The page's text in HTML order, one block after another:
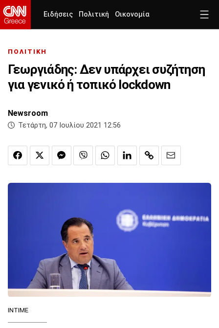
Ειδήσεις Πολιτική Οικονομία
ΠΟΛΙΤΙΚΗ
Γεωργιάδης: Δεν υπάρχει συζήτηση
για γενικό ή τοπικό lockdown
Newsroom
Τετάρτη, 07 Ιουλίου 2021 12:56
ΙΝΤΙΜΕ